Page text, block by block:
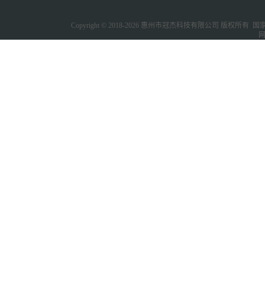
Copyright © 2018-2026 惠州市冠杰科技有限公司
版权所有 国